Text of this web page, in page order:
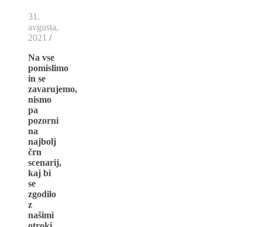
31.
avgusta,
2021 /
Na vse
pomislimo
in se
zavarujemo,
nismo
pa
pozorni
na
najbolj
črn
scenarij,
kaj bi
se
zgodilo
z
našimi